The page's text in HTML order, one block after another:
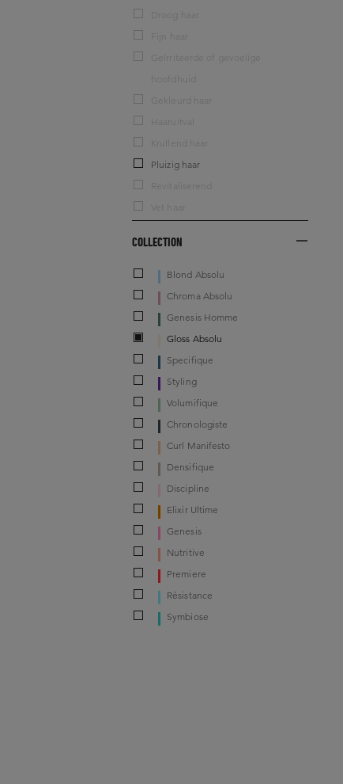
Droog haar
Fijn haar
Geïrriteerde of gevoelige
hoofdhuid
Gekleurd haar
Haaruitval
Krullend haar
Pluizig haar
Revitaliserend
Vet haar
COLLECTION
Blond Absolu
Chroma Absolu
Genesis Homme
Gloss Absolu
Specifique
Styling
Volumifique
Chronologiste
Curl Manifesto​
Densifique
Discipline
Elixir Ultime
Genesis
Nutritive
Premiere
Résistance
Symbiose